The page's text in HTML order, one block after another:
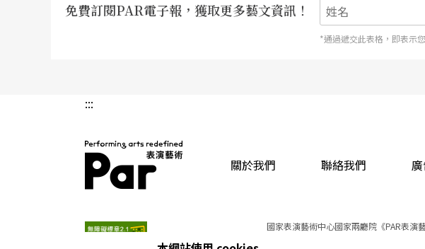
：簡單地說他認爲演員可以在任何一處空間內表演，除演員外
：你在文章中一再強調「劇本的文學性」和你是「爲演員寫戲」
但是在你個人「寫戲」時，哪個語言會比較重要？也可以說是「
免費訂閱PAR電子報，獲取更多藝文資訊！
*通過遞交此表格，即表示
:::
關於我們 聯絡我們
國家表演藝術中心國家兩廳院《PAR表演